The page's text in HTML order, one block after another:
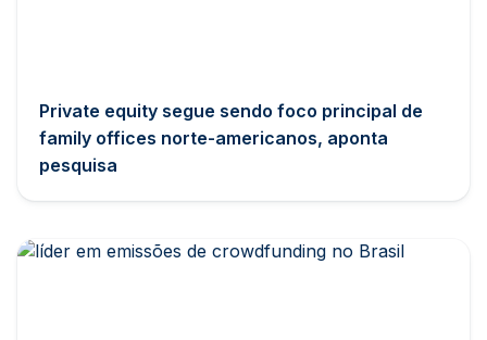
Private equity segue sendo foco principal de
family offices norte-americanos, aponta
pesquisa